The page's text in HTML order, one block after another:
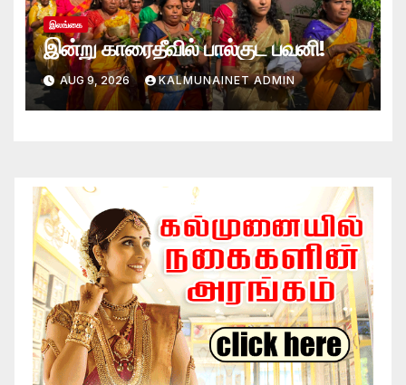
இலங்கை
இன்று காரைதீவில் பால்குட பவனி!
AUG 9, 2026 KALMUNAINET ADMIN